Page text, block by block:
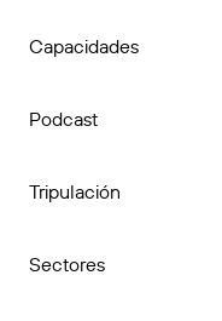
Capacidades
Podcast
Tripulación
Sectores